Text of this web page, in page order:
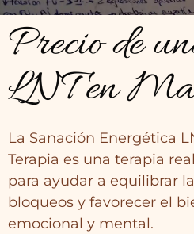
Precio de
LNT en
La Sanación Energética
Terapia es una terapia
para ayudar a equilibrar
bloqueos y favorecer el
emocional y mental.